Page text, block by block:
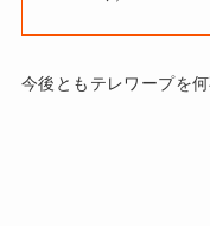
今後ともテレワープを